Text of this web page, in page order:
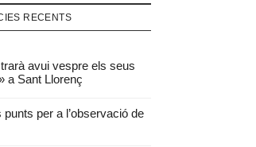
RECENTS
avui vespre els seus
a Sant Llorenç
per a l’observació de